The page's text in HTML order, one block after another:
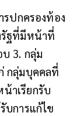
รปกครองท้อง
ฐที่มีหน้าที่
3. กลุ่ม
กลุ่มบุคคลที่
าเรียกรับ
บการแก้ไข